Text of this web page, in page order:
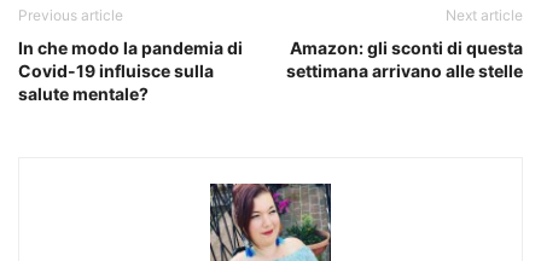
Previous article
In che modo la pandemia di
Covid-19 influisce sulla
salute mentale?
Next article
Amazon: gli sconti di questa
settimana arrivano alle stelle